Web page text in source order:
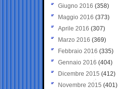
Giugno 2016 (358)
Maggio 2016 (373)
Aprile 2016 (307)
Marzo 2016 (369)
Febbraio 2016 (335)
Gennaio 2016 (404)
Dicembre 2015 (412)
Novembre 2015 (401)